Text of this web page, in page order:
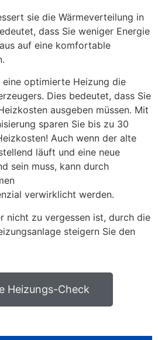
sie die Wärmeverteilung in
dass Sie weniger Energie
auf eine komfortable
eine optimierte Heizung die
Dies bedeutet, dass Sie
ausgeben müssen. Mit
sparen Sie bis zu 30
Auch wenn der alte
läuft und eine neue
sein muss, kann durch
verwirklicht werden.
nicht zu vergessen ist, durch die
steigern Sie den
Heizungs-Check